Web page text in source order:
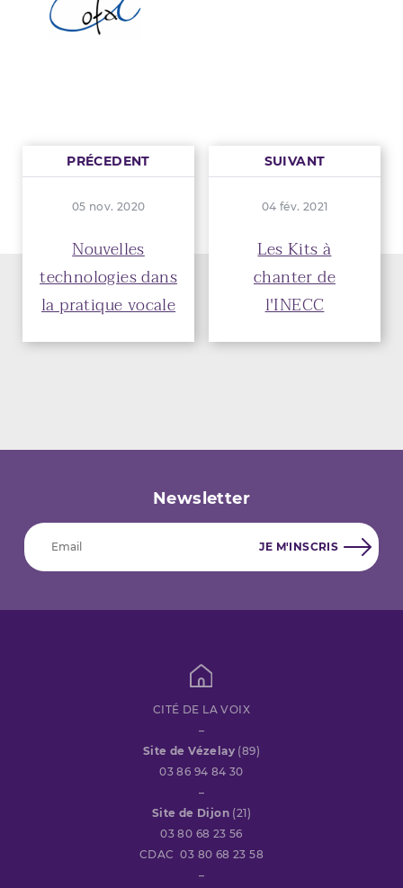
PRÉCEDENT
05 nov. 2020
Nouvelles
technologies dans
la pratique vocale
SUIVANT
04 fév. 2021
Les Kits à
chanter de
l'INECC
Newsletter
CITÉ DE LA VOIX
–
Site de Vézelay (89)
03 86 94 84 30
–
Site de Dijon (21)
03 80 68 23 56
CDAC 03 80 68 23 58
–